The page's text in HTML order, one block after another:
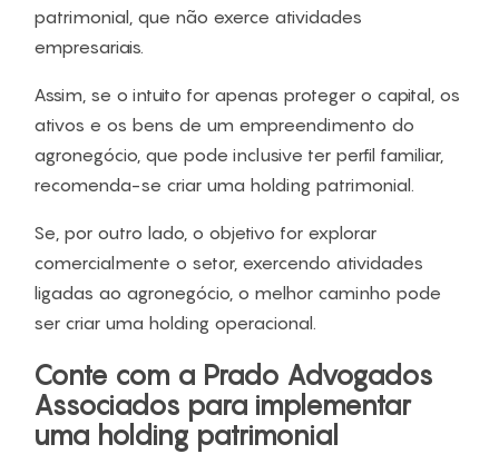
patrimonial, que não exerce atividades
empresariais.
Assim, se o intuito for apenas proteger o capital, os
ativos e os bens de um empreendimento do
agronegócio, que pode inclusive ter perfil familiar,
recomenda-se criar uma holding patrimonial.
Se, por outro lado, o objetivo for explorar
comercialmente o setor, exercendo atividades
ligadas ao agronegócio, o melhor caminho pode
ser criar uma holding operacional.
Conte com a Prado Advogados
Associados para implementar
uma holding patrimonial